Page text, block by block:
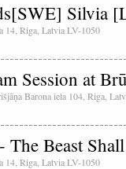
Silvia
14, Riga, Latvia LV-1050
Session at
Barona iela 104, Riga,
The Beast
14, Riga, Latvia LV-1050